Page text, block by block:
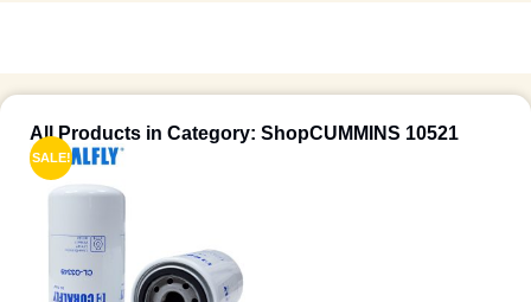
All Products in Category: ShopCUMMINS 10521
SALE!